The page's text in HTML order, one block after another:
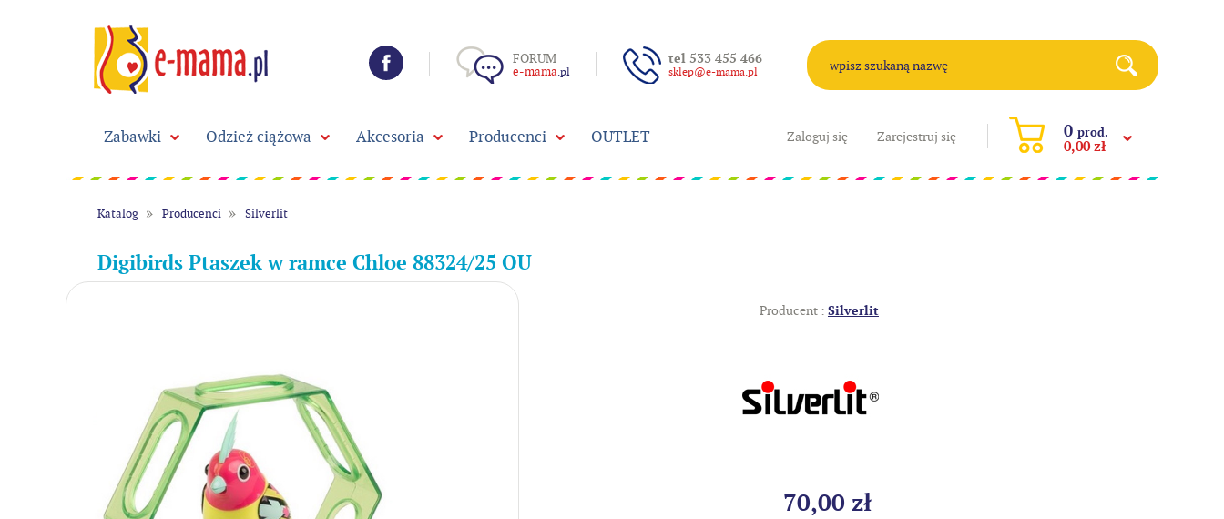
FORUM
e-mama.pl
tel 533 455 466
sklep@e-mama.pl
Zaloguj się Zarejestruj się 0 prod.
0,00 zł
Zabawki Odzież ciążowa Akcesoria Producenci OUTLET
Katalog Producenci Silverlit
Digibirds Ptaszek w ramce Chloe 88324/25 OU
Producent : Silverlit
70,00 zł